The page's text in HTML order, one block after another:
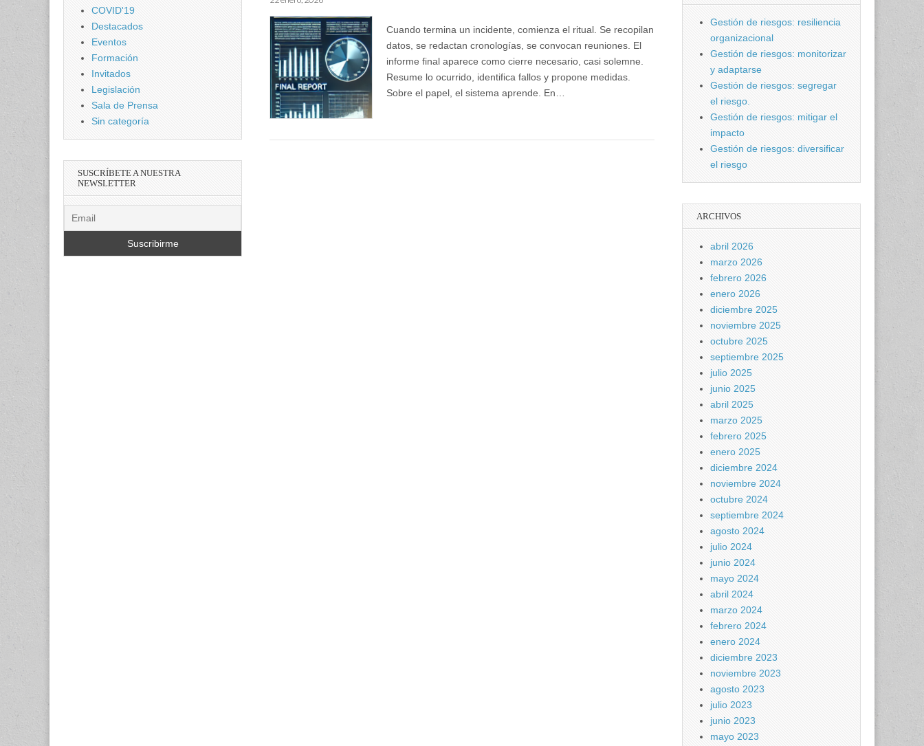
Cuando termina un incidente, comienza el ritual. Se recopilan
datos, se redactan cronologías, se convocan reuniones. El
informe final aparece como cierre necesario, casi solemne.
Resume lo ocurrido, identifica fallos y propone medidas.
Sobre el papel, el sistema aprende. En…
COVID'19
Destacados
Eventos
Formación
Invitados
Legislación
Sala de Prensa
Sin categoría
SUSCRÍBETE A NUESTRA
NEWSLETTER
Gestión de riesgos: resiliencia
organizacional
Gestión de riesgos: monitorizar
y adaptarse
Gestión de riesgos: segregar
el riesgo.
Gestión de riesgos: mitigar el
impacto
Gestión de riesgos: diversificar
el riesgo
ARCHIVOS
abril 2026
marzo 2026
febrero 2026
enero 2026
diciembre 2025
noviembre 2025
octubre 2025
septiembre 2025
julio 2025
junio 2025
abril 2025
marzo 2025
febrero 2025
enero 2025
diciembre 2024
noviembre 2024
octubre 2024
septiembre 2024
agosto 2024
julio 2024
junio 2024
mayo 2024
abril 2024
marzo 2024
febrero 2024
enero 2024
diciembre 2023
noviembre 2023
agosto 2023
julio 2023
junio 2023
mayo 2023